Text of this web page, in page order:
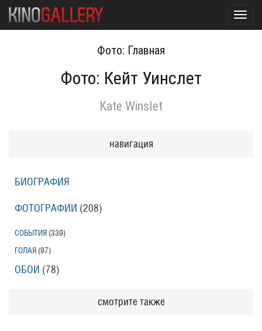
Фото: Главная
Фото: Кейт Уинслет
Kate Winslet
навигация
БИОГРАФИЯ
ФОТОГРАФИИ (208)
СОБЫТИЯ (339)
ГОЛАЯ (97)
ОБОИ (78)
смотрите также